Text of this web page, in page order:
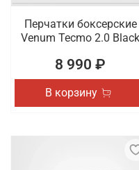
Перчатки боксерские
Venum Tecmo 2.0 Black
8 990 ₽
В корзину